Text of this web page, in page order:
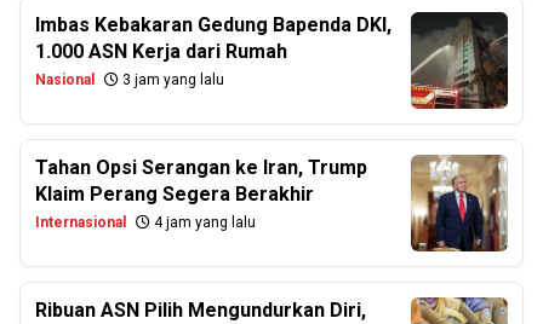
Imbas Kebakaran Gedung Bapenda DKI,
1.000 ASN Kerja dari Rumah
Nasional 3 jam yang lalu
Tahan Opsi Serangan ke Iran, Trump
Klaim Perang Segera Berakhir
Internasional 4 jam yang lalu
Ribuan ASN Pilih Mengundurkan Diri,